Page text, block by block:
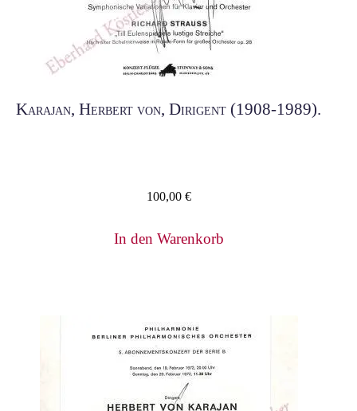
Karajan, Herbert von, Dirigent (1908-1989).
100,00 €
In den Warenkorb